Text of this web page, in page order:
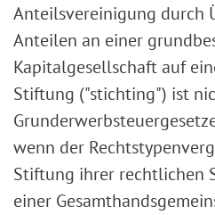
Anteilsvereinigung durch
Anteilen an einer
Kapitalgesellschaft auf
Stiftung ("stichting") ist
wenn der
Stiftung ihrer rechtlichen
einer